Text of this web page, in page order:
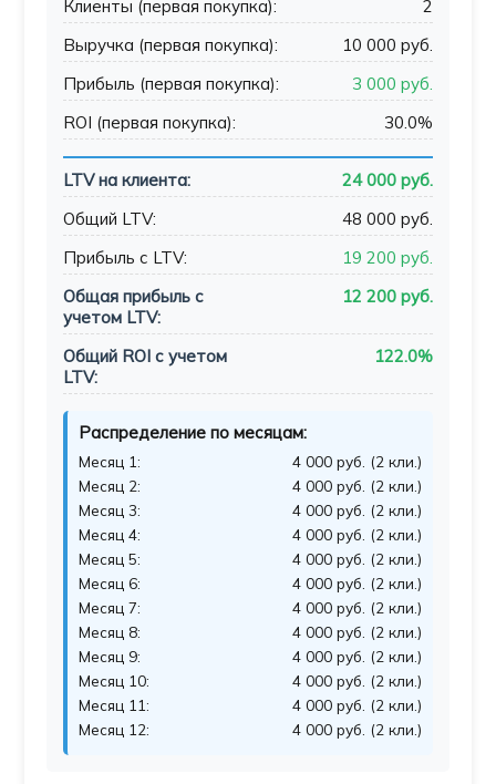
Клиенты (первая покупка):
2
Выручка (первая покупка):
10 000 руб.
Прибыль (первая покупка):
3 000 руб.
ROI (первая покупка):
30.0%
LTV на клиента:
24 000 руб.
Общий LTV:
48 000 руб.
Прибыль с LTV:
19 200 руб.
Общая прибыль с
учетом LTV:
12 200 руб.
Общий ROI с учетом
LTV:
122.0%
Распределение по месяцам:
Месяц 1:
4 000 руб. (2 кли.)
Месяц 2:
4 000 руб. (2 кли.)
Месяц 3:
4 000 руб. (2 кли.)
Месяц 4:
4 000 руб. (2 кли.)
Месяц 5:
4 000 руб. (2 кли.)
Месяц 6:
4 000 руб. (2 кли.)
Месяц 7:
4 000 руб. (2 кли.)
Месяц 8:
4 000 руб. (2 кли.)
Месяц 9:
4 000 руб. (2 кли.)
Месяц 10:
4 000 руб. (2 кли.)
Месяц 11:
4 000 руб. (2 кли.)
Месяц 12:
4 000 руб. (2 кли.)